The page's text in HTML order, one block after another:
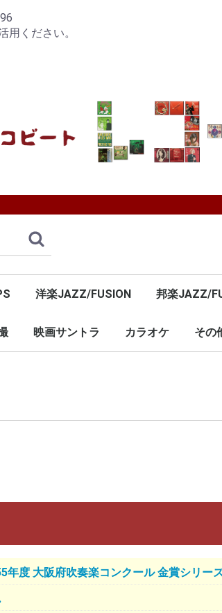
用ください。
洋楽JAZZ/FUSION
LP/12inch/10inch
7inch
邦楽JAZZ/
LP/12inch/
7inch
映画サントラ カラオケ その
年度 大阪府吹奏楽コンクール 金賞シリー